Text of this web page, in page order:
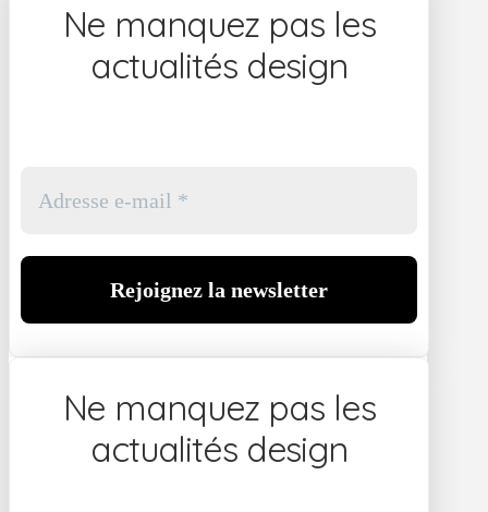
Ne manquez pas les
actualités design
Ne manquez pas les
actualités design